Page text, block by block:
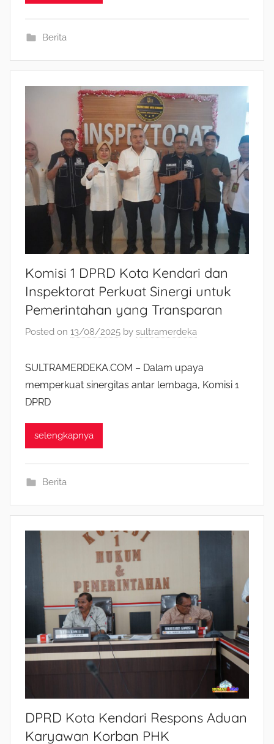
Berita
Komisi 1 DPRD Kota Kendari dan
Inspektorat Perkuat Sinergi untuk
Pemerintahan yang Transparan
Posted on 13/08/2025 by sultramerdeka
SULTRAMERDEKA.COM – Dalam upaya
memperkuat sinergitas antar lembaga, Komisi 1
DPRD
selengkapnya
Berita
DPRD Kota Kendari Respons Aduan
Karyawan Korban PHK